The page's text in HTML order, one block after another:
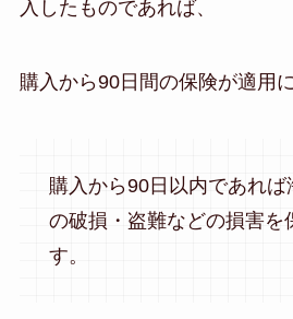
入したものであれば、
購入から90日間の保険が適用
購入から90日以内であれば
の破損・盗難などの損害を
す。